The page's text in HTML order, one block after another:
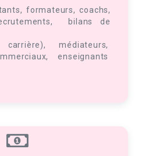
formateurs, coachs,
bilans de
médiateurs,
enseignants